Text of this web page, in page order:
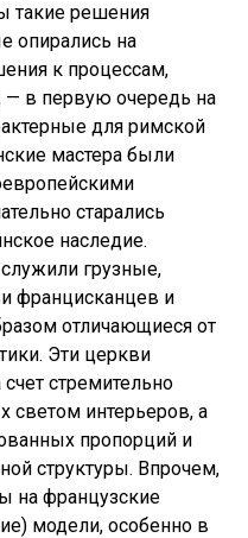
такие решения
опирались на
к процессам,
в первую очередь на
для римской
мастера были
старались
наследие.
грузные,
францисканцев и
отличающиеся от
Эти церкви
стремительно
светом интерьеров, а
пропорций и
структуры. Впрочем,
на французские
модели, особенно в